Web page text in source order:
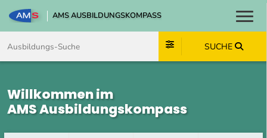
AMS AUSBILDUNGSKOMPASS
SUCHE
Willkommen im
AMS Ausbildungskompass